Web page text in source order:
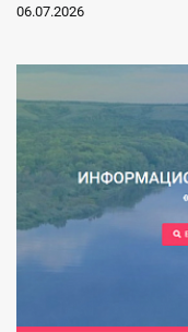
06.07.2026